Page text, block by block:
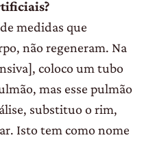
medidas que
não regeneram. Na
coloco um tubo
mas esse pulmão
substituo o rim,
Isto tem como nome